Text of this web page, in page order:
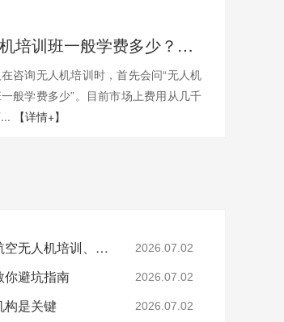
无人机培训班一般学费多少？一文带你了解真实费用与选择技巧
咨询无人机培训时，首先会问“无人机
般学费多少”。目前市场上费用从几千
【详情+】
文章关键词：无人机拍摄培训、能飞航空无人机培训、无人机航拍技巧、无人机培训机构选择 2026.07.02
你避坑指南 2026.07.02
构是关键 2026.07.02